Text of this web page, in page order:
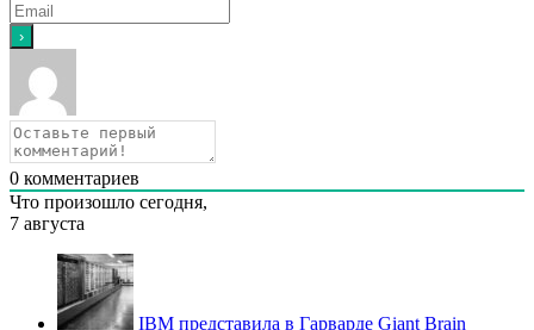
0 комментариев
Что произошло сегодня,
7 августа
IBM представила в Гарварде Giant Brain